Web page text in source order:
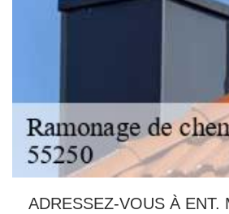
ADRESSEZ-VOUS À ENT.